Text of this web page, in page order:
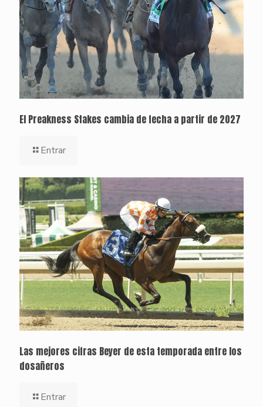
El Preakness Stakes cambia de fecha a partir de 2027
Entrar
Las mejores cifras Beyer de esta temporada entre los
dosañeros
Entrar